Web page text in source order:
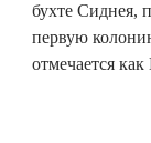
бухте Сиднея,
первую
отмечается